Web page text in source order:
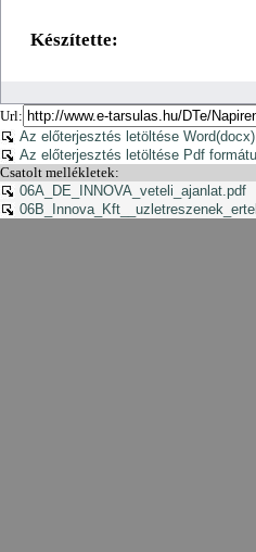
Url:
Az előterjesztés letöltése
Az előterjesztés letöltése Pdf
Csatolt mellékletek:
06A_DE_INNOVA_veteli_ajanlat.pdf